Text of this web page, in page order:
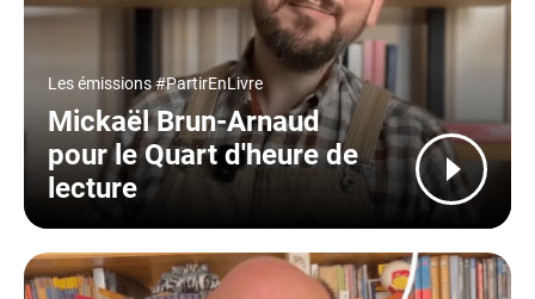
Type
Les émissions #PartirEnLivre
Mickaël Brun-Arnaud
pour le Quart d'heure de
lecture